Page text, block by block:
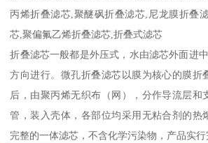
丙烯折叠滤芯,聚醚砜折叠滤芯,尼龙膜折叠
芯,聚偏氟乙烯折叠滤芯,折叠式滤芯
折叠滤芯一般都是外压式，水由滤芯外面进
方向进行。微孔折叠滤芯以膜为核心的膜折
后，由聚丙烯无织布（网），分作导流层和
管，装入壳体，各部位均采用无粘合剂的热
完整的一体滤芯，不含化学污染物，产品实行